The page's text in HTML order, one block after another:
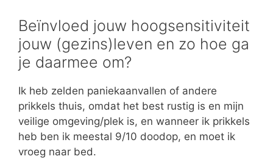
Beïnvloed jouw hoogsensitiviteit
jouw (gezins)leven en zo hoe ga
je daarmee om?
Ik heb zelden paniekaanvallen of andere
prikkels thuis, omdat het best rustig is en mijn
veilige omgeving/plek is, en wanneer ik prikkels
heb ben ik meestal 9/10 doodop, en moet ik
vroeg naar bed.